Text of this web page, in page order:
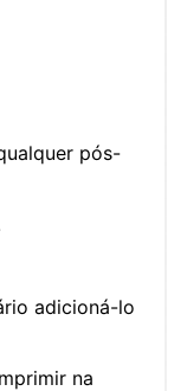
pós-
adicioná-lo
na